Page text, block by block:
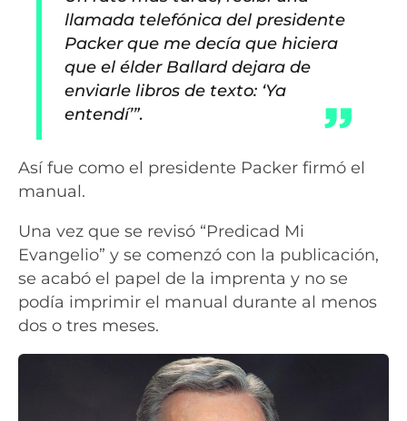
llamada telefónica del presidente
Packer que me decía que hiciera
que el élder Ballard dejara de
enviarle libros de texto: ‘Ya
entendí’”.
Así fue como el presidente Packer firmó el
manual.
Una vez que se revisó “Predicad Mi
Evangelio” y se comenzó con la publicación,
se acabó el papel de la imprenta y no se
podía imprimir el manual durante al menos
dos o tres meses.